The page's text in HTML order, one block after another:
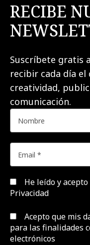
RECIBE
Suscríbete gratis
recibir cada día
creatividad,
comunicación.
He leído y acepto
Privacidad
Acepto que mis
para las finalidades
electrónicos